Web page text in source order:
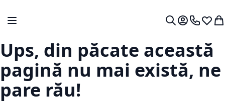
Comutare în navigare
Contul meu.
0724 766
Lista
Ups, din păcate această
pagină nu mai există, ne
pare rău!